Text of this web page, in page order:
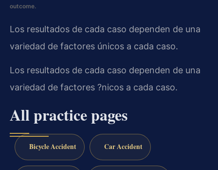
outcome.
Los resultados de cada caso dependen de una
variedad de factores únicos a cada caso.
Los resultados de cada caso dependen de una
variedad de factores ?nicos a cada caso.
All practice pages
Bicycle Accident Car Accident